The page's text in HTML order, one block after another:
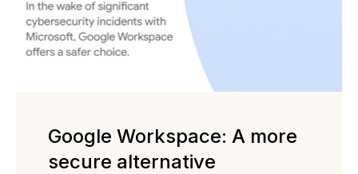
Google Workspace: A more
secure alternative